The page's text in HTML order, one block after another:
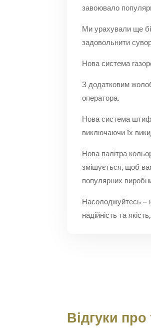
завоювало
Ми урахували ще
задовольнити
Нова система
З додатковим
оператора.
Нова система
виключаючи їх
Нова палітра
змішується, щоб
популярних
Насолоджуйтесь –
надійність та
Відгуки